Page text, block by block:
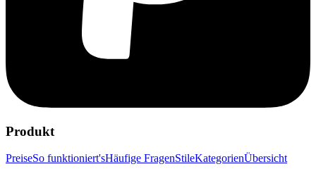
Produkt
PreiseSo funktioniert'sHäufige FragenStileKategorienÜbersicht